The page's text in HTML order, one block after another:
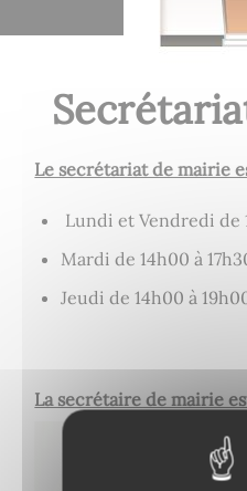
Le secrétariat de mairie
Lundi et Vendredi de
Mardi de 14h00 à
Jeudi de 14h00 à
La secrétaire de mairie